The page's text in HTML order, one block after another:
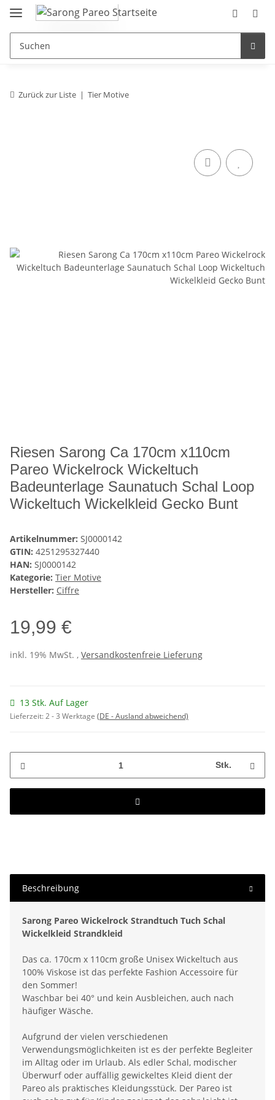
Zurück zur Liste Tier Motive
Riesen Sarong Ca 170cm x110cm
Pareo Wickelrock Wickeltuch
Badeunterlage Saunatuch Schal Loop
Wickeltuch Wickelkleid Gecko Bunt
Artikelnummer: SJ0000142
GTIN: 4251295327440
HAN: SJ0000142
Kategorie: Tier Motive
Hersteller: Ciffre
19,99 €
inkl. 19% MwSt. , Versandkostenfreie Lieferung
13 Stk. Auf Lager
Lieferzeit:2 - 3 Werktage (DE - Ausland abweichend)
Stk.
Beschreibung
Sarong Pareo Wickelrock Strandtuch Tuch Schal
Wickelkleid Strandkleid
Das ca. 170cm x 110cm große Unisex Wickeltuch aus
100% Viskose ist das perfekte Fashion Accessoire für
den Sommer!
Waschbar bei 40° und kein Ausbleichen, auch nach
häufiger Wäsche.
Aufgrund der vielen verschiedenen
Verwendungsmöglichkeiten ist es der perfekte Begleiter
im Alltag oder im Urlaub. Als edler Schal, modischer
Überwurf oder auffällig gewickeltes Kleid dient der
Pareo als praktisches Kleidungsstück. Der Pareo ist